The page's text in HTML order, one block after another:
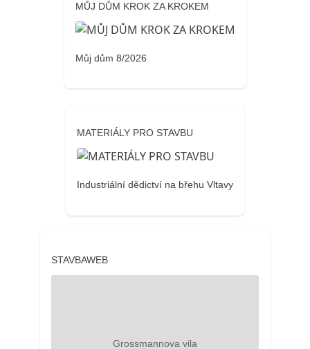
MŮJ DŮM KROK ZA KROKEM
Můj dům 8/2026
MATERIÁLY PRO STAVBU
Industriální dědictví na břehu Vltavy
STAVBAWEB